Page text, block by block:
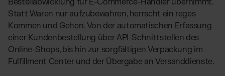
Bestellabwicklung für E-Commerce-Händler übernimmt.
Statt Waren nur aufzubewahren, herrscht ein reges
Kommen und Gehen. Von der automatischen Erfassung
einer Kundenbestellung über API-Schnittstellen des
Online-Shops, bis hin zur sorgfältigen Verpackung im
Fulfillment Center und der Übergabe an Versanddienste.